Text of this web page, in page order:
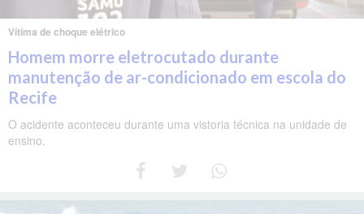
Vítima de choque elétrico
Homem morre eletrocutado durante
manutenção de ar-condicionado em escola do
Recife
O acidente aconteceu durante uma vistoria técnica na unidade de
ensino.